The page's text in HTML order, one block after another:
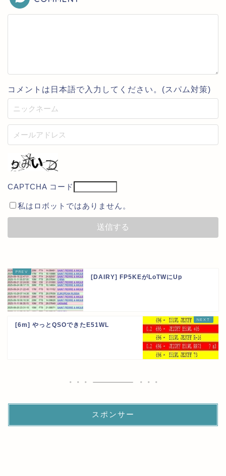
コメントは日本語で入力してください。(スパム対策)
CAPTCHA コード
私はロボットではありません。
[DAIRY] FP5KEがLoTWにUp
[6m] やっとQSOできたE51WL
スポンサー